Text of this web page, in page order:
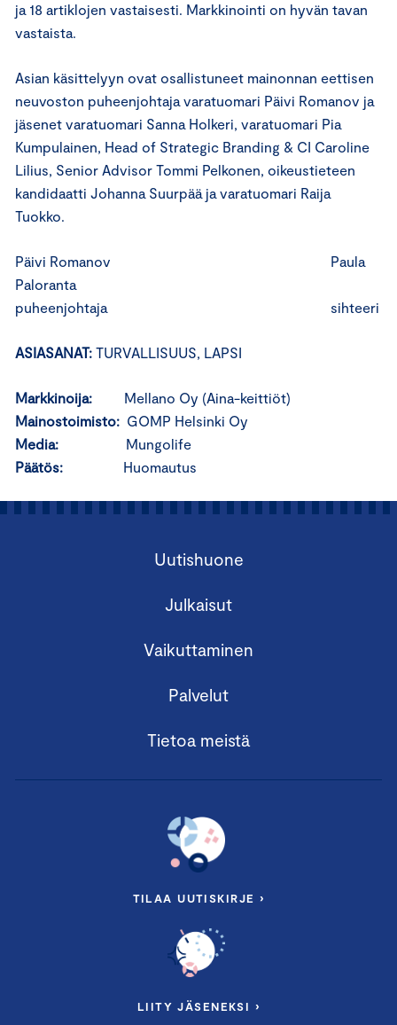
ja 18 artiklojen vastaisesti. Markkinointi on hyvän tavan
vastaista.
Asian käsittelyyn ovat osallistuneet mainonnan eettisen
neuvoston puheenjohtaja varatuomari Päivi Romanov ja
jäsenet varatuomari Sanna Holkeri, varatuomari Pia
Kumpulainen, Head of Strategic Branding & CI Caroline
Lilius, Senior Advisor Tommi Pelkonen, oikeustieteen
kandidaatti Johanna Suurpää ja varatuomari Raija
Tuokko.
Päivi Romanov Paula
Paloranta
puheenjohtaja sihteeri
ASIASANAT: TURVALLISUUS, LAPSI
Markkinoija: Mellano Oy (Aina-keittiöt)
Mainostoimisto: GOMP Helsinki Oy
Media: Mungolife
Päätös: Huomautus
Uutishuone
Julkaisut
Vaikuttaminen
Palvelut
Tietoa meistä
TILAA UUTISKIRJE ›
LIITY JÄSENEKSI ›